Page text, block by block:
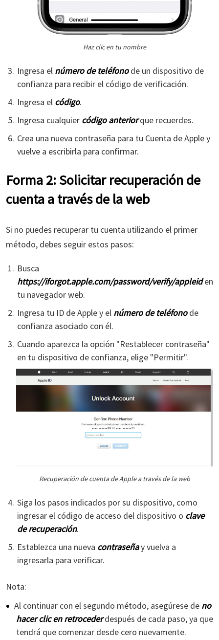
Haz clic en tu nombre
Ingresa el número de teléfonode un dispositivo de
confianza para recibir el código de verificación.
Ingresa el código.
Ingresa cualquier código anteriorque recuerdes.
Crea una nueva contraseña para tu Cuenta de Apple y
vuelve a escribirla para confirmar.
Forma 2: Solicitar recuperación de
cuenta a través de la web
Si no puedes recuperar tu cuenta utilizando el primer
método, debes seguir estos pasos:
Busca
https://iforgot.apple.com/password/verify/appleiden
tu navegador web.
Ingresa tu ID de Apple y el número de teléfonode
confianza asociado con él.
Cuando aparezca la opción "Restablecer contraseña"
en tu dispositivo de confianza, elige "Permitir".
Recuperación de cuenta de Apple a través de la web
Siga los pasos indicados por su dispositivo, como
ingresar el código de acceso del dispositivo o clave
de recuperación.
Establezca una nueva contraseñay vuelva a
ingresarla para verificar.
Nota:
Al continuar con el segundo método, asegúrese de no
hacer clic en retrocederdespués de cada paso, ya que
tendrá que comenzar desde cero nuevamente.